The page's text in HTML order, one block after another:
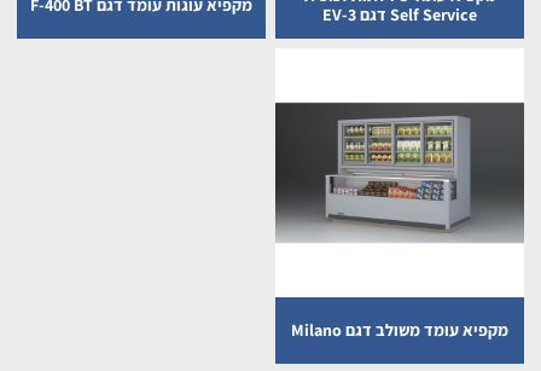
Self Service דגם EV-3
מקפיא עוגות עומד דגם F-400 BT
מקפיא עומד משולב דגם Milano